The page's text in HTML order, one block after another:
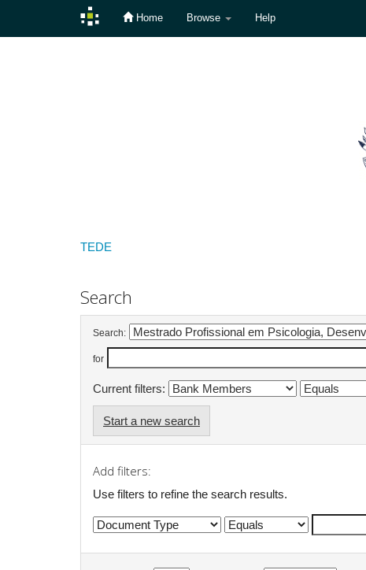
Home Browse Help
TEDE
Search
Search:
for
Current filters:
Start a new search
Add filters:
Use filters to refine the search results.